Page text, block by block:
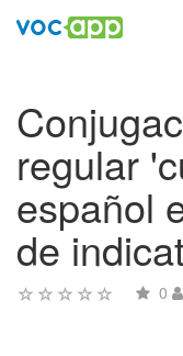
regular
español
de
0